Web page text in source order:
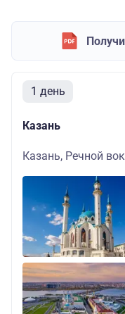
1 день
Казань
Казань, Речной